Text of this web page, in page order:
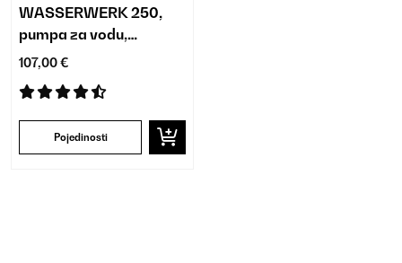
WASSERWERK 250,
pumpa za vodu,
solarna, fontana, 250L /
107,00 €
Pojedinosti